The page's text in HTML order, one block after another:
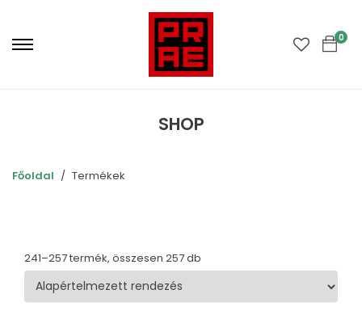
0
SHOP
Főoldal Termékek
241–257 termék, összesen 257 db